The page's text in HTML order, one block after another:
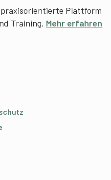
Plattform
Training. Mehr erfahren